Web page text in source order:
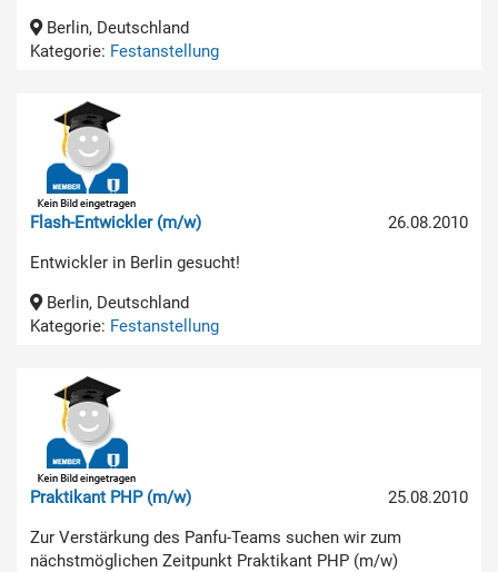
Berlin, Deutschland
Kategorie: Festanstellung
26.08.2010
Flash-Entwickler (m/w)
Entwickler in Berlin gesucht!
Berlin, Deutschland
Kategorie: Festanstellung
25.08.2010
Praktikant PHP (m/w)
Zur Verstärkung des Panfu-Teams suchen wir zum
nächstmöglichen Zeitpunkt Praktikant PHP (m/w)